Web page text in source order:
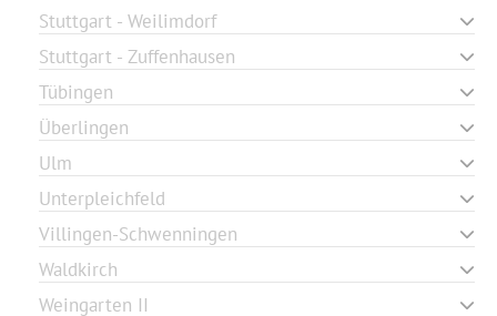
Stuttgart - Weilimdorf
Stuttgart - Zuffenhausen
Tübingen
Überlingen
Ulm
Unterpleichfeld
Villingen-Schwenningen
Waldkirch
Weingarten II